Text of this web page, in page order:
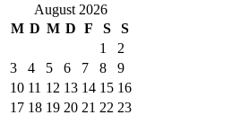
August 2026
M D M D F S
S
1
2
3
4 5 6 7 8
9
10 11 12 13 14 15 16
17 18 19 20 21 22 23